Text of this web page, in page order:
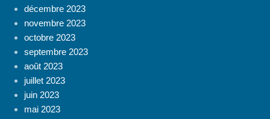
décembre 2023
novembre 2023
octobre 2023
septembre 2023
août 2023
juillet 2023
juin 2023
mai 2023